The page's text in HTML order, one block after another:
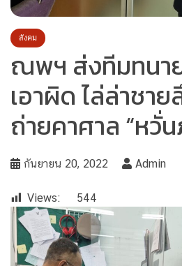
สังคม
ณพฯ ส่งทีมทนา
เอาผิด ไล่ล่าชา
ถ่ายคาศาล “หวั่
กันยายน 20, 2022 Admin
Views: 544